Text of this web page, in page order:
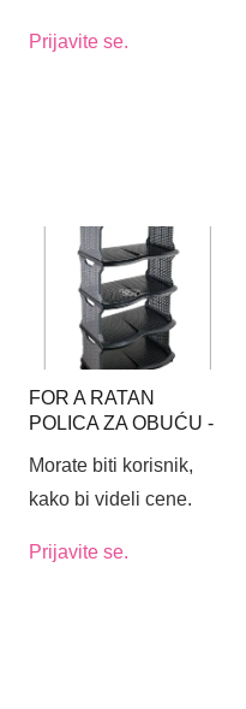
Prijavite se.
FOR A RATAN
POLICA ZA OBUĆU -
Morate biti korisnik,
kako bi videli cene.
Prijavite se.